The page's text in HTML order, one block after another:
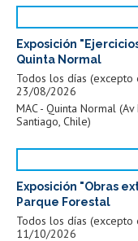
Exposición
Quinta Normal
Todos los días
23/08/2026
MAC - Quinta Normal
Santiago, Chile)
Exposición "Obras
Parque Forestal
Todos los días
11/10/2026